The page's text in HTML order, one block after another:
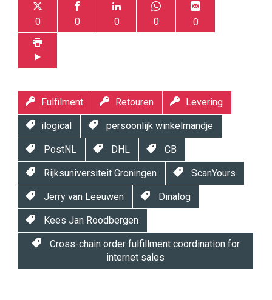
0 0 0 0 0
Fulfilment Retouren Levering
ilogical persoonlijk winkelmandje
PostNL DHL CB
Rijksuniversiteit Groningen ScanYours
Jerry van Leeuwen Dinalog
Kees Jan Roodbergen
Cross-chain order fulfillment coordination for
internet sales